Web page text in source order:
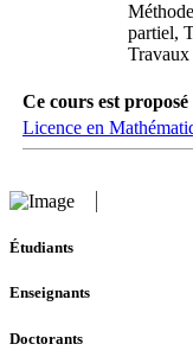
partiel,
Ce cours est
Licence en
Étudiants
Enseignants
Doctorants